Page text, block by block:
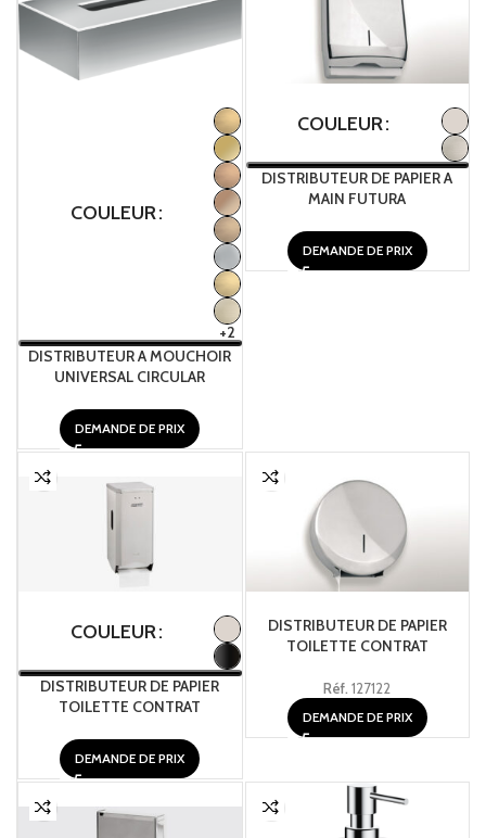
COULEUR
+2
DISTRIBUTEUR A MOUCHOIR
UNIVERSAL CIRCULAR
DEMANDE DE PRIX
COULEUR
DISTRIBUTEUR DE PAPIER A
MAIN FUTURA
DEMANDE DE PRIX
COULEUR
DISTRIBUTEUR DE PAPIER
TOILETTE CONTRAT
DEMANDE DE PRIX
DISTRIBUTEUR DE PAPIER
TOILETTE CONTRAT
Réf.127122
DEMANDE DE PRIX